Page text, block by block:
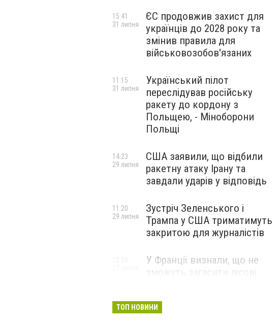
ЄС продовжив захист для
українців до 2028 року та
змінив правила для
військовозобов'язаних
15:41
31 липня
Український пілот
переслідував російську
ракету до кордону з
Польщею, - Міноборони
Польщі
11:15
31 липня
США заявили, що відбили
ракетну атаку Ірану та
завдали ударів у відповідь
14:23
29 липня
Зустріч Зеленського і
Трампа у США триматимуть
закритою для журналістів
11:20
29 липня
У Франції визнали, що не
ТОП НОВИНИ